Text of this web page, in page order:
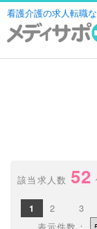
看護介護の求人転職
該当求人数 52
1 2 3